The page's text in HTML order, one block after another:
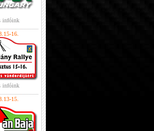
infóink
16.
infóink
15.